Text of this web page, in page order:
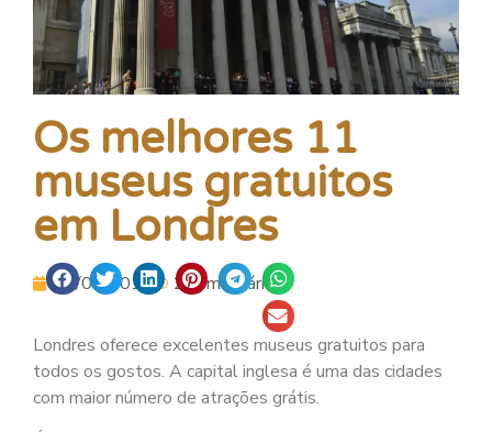
Os melhores 11
museus gratuitos
em Londres
12/03/2016 2 comentários.
Londres oferece excelentes museus gratuitos para
todos os gostos. A capital inglesa é uma das cidades
com maior número de atrações grátis.